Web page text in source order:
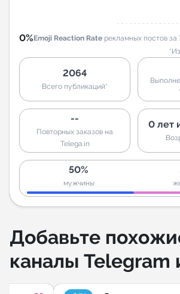
0%Emoji Reaction Rate рекламных постов за
2064
Всего публикаций*
--
Повторных заказов на
Telega.in
0 лет
50%
мужчины
Добавьте
каналы Telegram